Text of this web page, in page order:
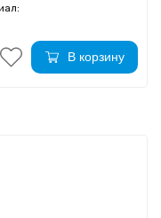
В корзину